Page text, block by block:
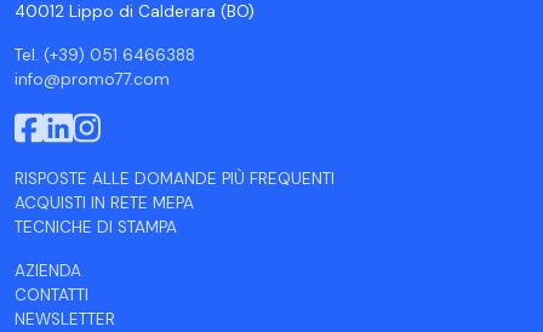
40012 Lippo di Calderara (BO)
Tel. (+39) 051 6466388
info@promo77.com
RISPOSTE ALLE DOMANDE PIÙ FREQUENTI
ACQUISTI IN RETE MEPA
TECNICHE DI STAMPA
AZIENDA
CONTATTI
NEWSLETTER